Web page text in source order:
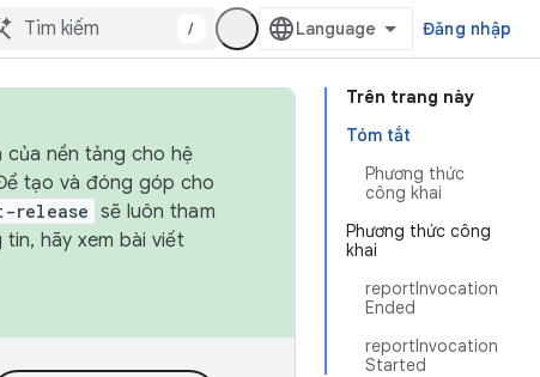
/ Đăng nhập
Trên trang này
Tóm tắt
Phương thức
công khai
Phương thức công
khai
reportInvocation
Ended
reportInvocation
Started
của nền tảng cho hệ
tạo và đóng góp cho
release sẽ luôn tham
hãy xem bài viết